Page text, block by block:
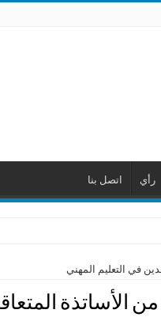
رأي اتصل بنا
في التعليم المهني
الأساتذة